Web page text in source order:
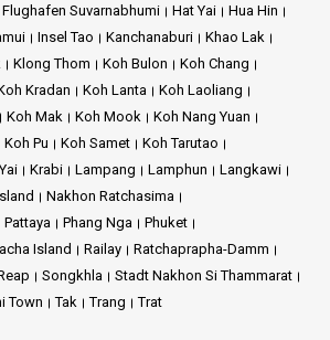
Flughafen Suvarnabhumi Hat Yai
Hua Hin
Insel Tao Kanchanaburi
Khao Lak
Klong Thom Koh Bulon
Koh Chang
Kradan Koh Lanta
Koh Laoliang
Koh Mak Koh Mook
Koh Nang Yuan
Koh Pu Koh Samet
Koh Tarutao
Krabi Lampang Lamphun
Langkawi
Nakhon Ratchasima
Pattaya Phang Nga
Phuket
Island Railay
Ratchaprapha-Damm
Songkhla
Stadt Nakhon Si Thammarat
Town Tak Trang Trat